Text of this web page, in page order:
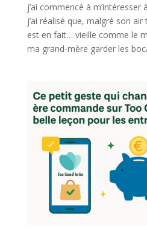
j’ai commencé à m’intéresser
j’ai réalisé que, malgré son air
est en fait… vieille comme le
ma grand-mère garder les